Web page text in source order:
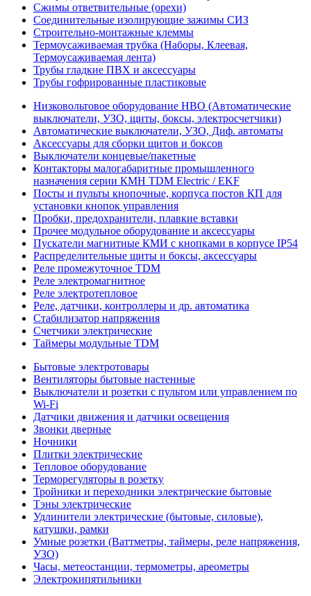
Сжимы ответвительные (орехи)
Соединительные изолирующие зажимы СИЗ
Строительно-монтажные клеммы
Термоусаживаемая трубка (Наборы, Клеевая,
Термоусаживаемая лента)
Трубы гладкие ПВХ и аксессуары
Трубы гофрированные пластиковые
Низковольтовое оборудование НВО (Автоматические
выключатели, УЗО, щиты, боксы, электросчетчики)
Автоматические выключатели, УЗО, Диф. автоматы
Аксессуары для сборки щитов и боксов
Выключатели концевые/пакетные
Контакторы малогабаритные промышленного
назначения серии КМН TDM Electric / EKF
Посты и пульты кнопочные, корпуса постов КП для
установки кнопок управления
Пробки, предохранители, плавкие вставки
Прочее модульное оборудование и аксессуары
Пускатели магнитные КМИ с кнопками в корпусе IP54
Распределительные щиты и боксы, аксессуары
Реле промежуточное TDM
Реле электромагнитное
Реле электротепловое
Реле, датчики, контроллеры и др. автоматика
Стабилизатор напряжения
Счетчики электрические
Таймеры модульные TDM
Бытовые электротовары
Вентиляторы бытовые настенные
Выключатели и розетки с пультом или управлением по
Wi-Fi
Датчики движения и датчики освещения
Звонки дверные
Ночники
Плитки электрические
Тепловое оборудование
Терморегуляторы в розетку
Тройники и переходники электрические бытовые
Тэны электрические
Удлинители электрические (бытовые, силовые),
катушки, рамки
Умные розетки (Ваттметры, таймеры, реле напряжения,
УЗО)
Часы, метеостанции, термометры, ареометры
Электрокипятильники